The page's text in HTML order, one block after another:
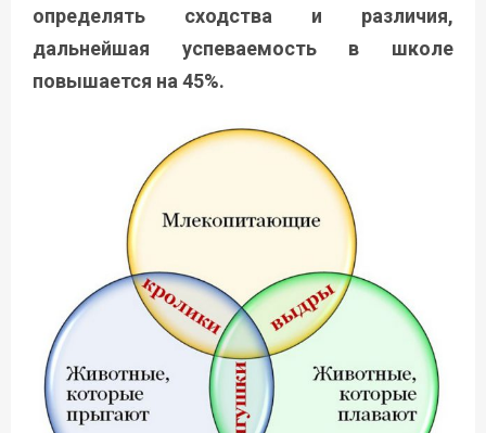
определять сходства и различия,
дальнейшая успеваемость в школе
повышается на 45%.